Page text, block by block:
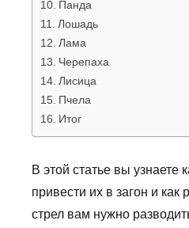
Панда
Лошадь
Лама
Черепаха
Лисица
Пчела
Итог
В этой статье вы узнаете
привести их в загон и
стрел вам нужно